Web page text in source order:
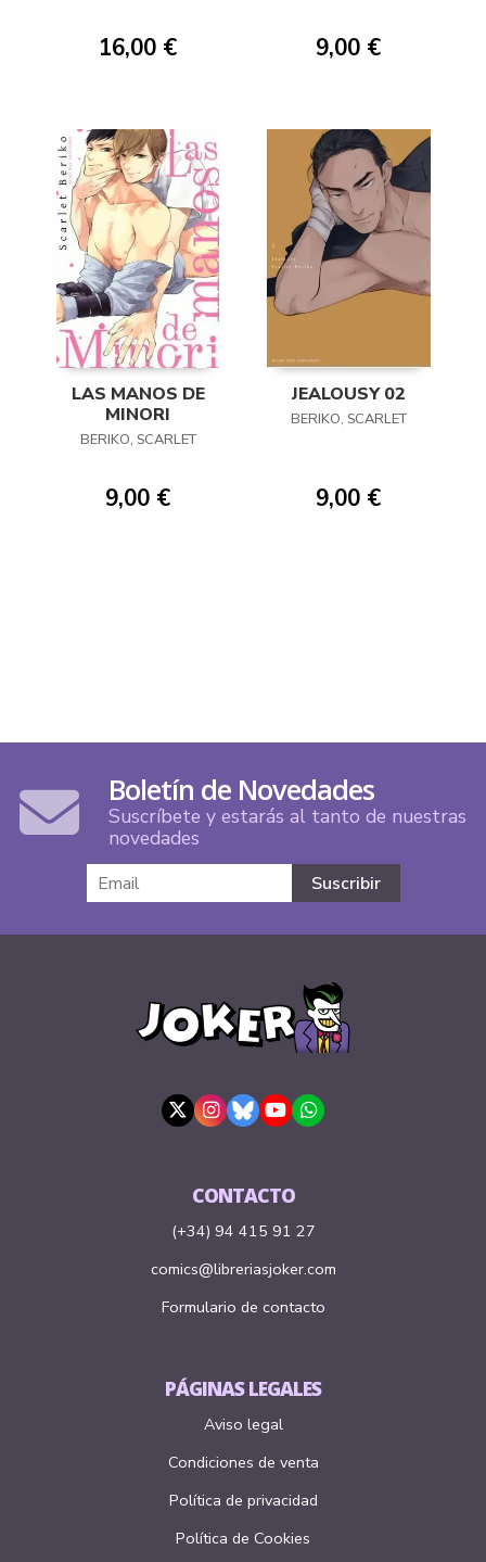
16,00 € 9,00 €
LAS MANOS DE
MINORI
BERIKO, SCARLET
9,00 €
JEALOUSY 02
BERIKO, SCARLET
9,00 €
Boletín de Novedades
Suscríbete y estarás al tanto de nuestras
novedades
CONTACTO
(+34) 94 415 91 27
comics@libreriasjoker.com
Formulario de contacto
PÁGINAS LEGALES
Aviso legal
Condiciones de venta
Política de privacidad
Política de Cookies